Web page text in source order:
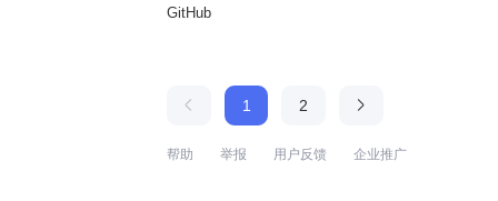
GitHub
1 2
帮助 举报 用户反馈 企业推广